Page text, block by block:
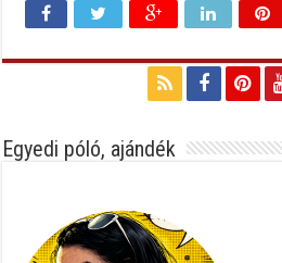
Egyedi póló, ajándék